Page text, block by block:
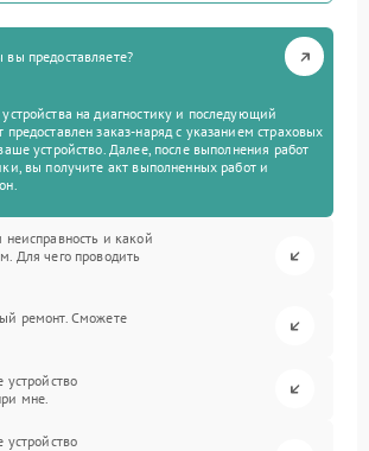
предоставляете?
на диагностику и последующий
предоставлен заказ-наряд с указанием страховых
устройство. Далее, после выполнения работ
вы получите акт выполненных работ и
и какой
Для чего проводить
ремонт. Сможете
устройство
мне.
устройство